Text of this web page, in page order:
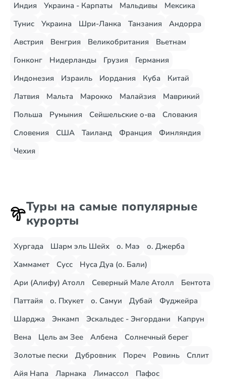
Индия Украина - Карпаты Мальдивы
Мексика
Тунис
Украина Шри-Ланка Танзания
Андорра
Австрия
Венгрия Великобритания
Вьетнам
Гонконг
Нидерланды Грузия
Германия
Индонезия
Израиль Иордания Куба
Китай
Латвия
Мальта Марокко Малайзия
Маврикий
Польша
Румыния Сейшельские о-ва
Словакия
Словения
США Таиланд Франция
Финляндия
Чехия
Туры на самые популярные
курорты
Хургада Шарм эль Шейх о. Маэ
о. Джерба
Хаммамет
Сусс
Нуса Дуа (о. Бали)
Ари (Алифу) Атолл
Северный Мале Атолл
Бентота
Паттайя
о. Пхукет о. Самуи Дубай
Фуджейра
Шарджа
Энкамп Эскальдес - Энгордани
Капрун
Вена
Цель ам Зее Албена
Солнечный берег
Золотые пески
Дубровник Пореч Ровинь
Сплит
Айя Напа
Ларнака Лимассол
Пафос